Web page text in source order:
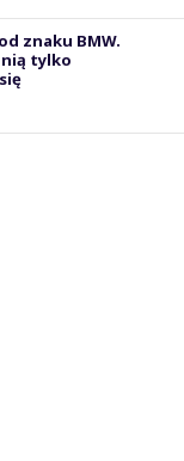
znaku BMW.
nią tylko